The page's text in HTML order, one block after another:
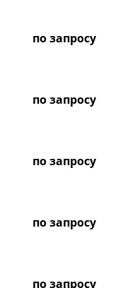
по запросу
по запросу
по запросу
по запросу
по запросу